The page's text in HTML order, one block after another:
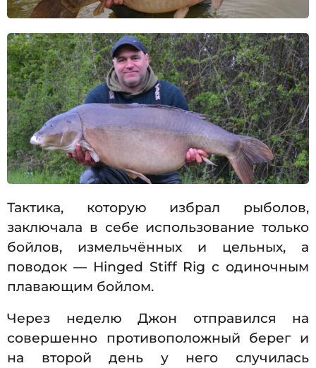
Тактика, которую избрал рыболов,
заключала в себе использование только
бойлов, измельчённых и цельных, а
поводок — Hinged Stiff Rig с одиночным
плавающим бойлом.
Через неделю Джон отправился на
совершенно противоположный берег и
на второй день у него случилась